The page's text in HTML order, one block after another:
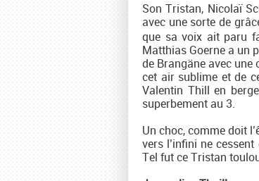
Son Tristan, Nicolaï
avec une sorte de
que sa voix ait paru
Matthias Goerne a un
de Brangäne avec une
cet air sublime et de
Valentin Thill en
superbement au 3.
Un choc, comme doit
vers l’infini ne
Tel fut ce Tristan